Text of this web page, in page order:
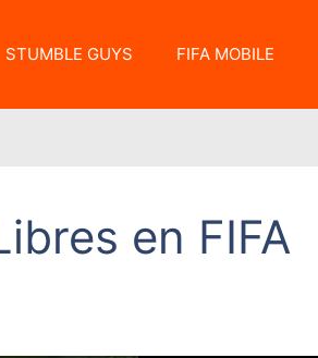
STUMBLE GUYS FIFA MOBILE
en FIFA